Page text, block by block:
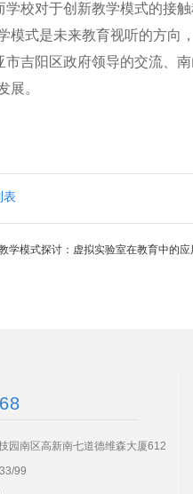
学校对于创新教学模式的接
模式是未来教育视听的方向
市吉阳区政府领导的交流、
展。
表
学模式探讨：虚拟实验室在教育中的应
园南区高新南七道德维森大厦612
99